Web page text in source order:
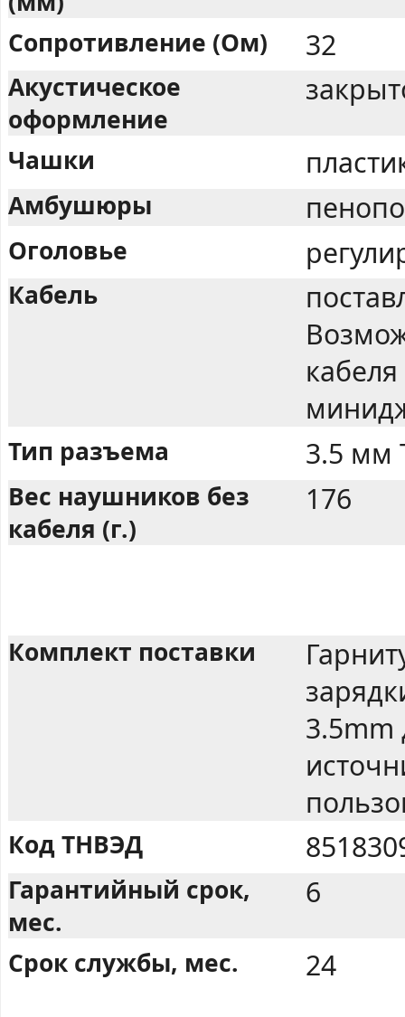
Сопротивление (Ом)
32
Акустическое
оформление
Чашки
Амбушюры
Оголовье
Кабель
Тип разъема 3.5 мм
Вес наушников без
кабеля (г.)
176
Комплект поставки
3.5mm
Код ТНВЭД
Гарантийный срок,
мес.
6
Срок службы, мес. 24